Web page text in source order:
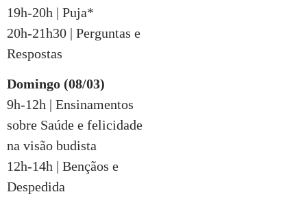
19h-20h | Puja*
20h-21h30 | Perguntas e
Respostas
Domingo (08/03)
9h-12h | Ensinamentos
sobre Saúde e felicidade
na visão budista
12h-14h | Bençãos e
Despedida